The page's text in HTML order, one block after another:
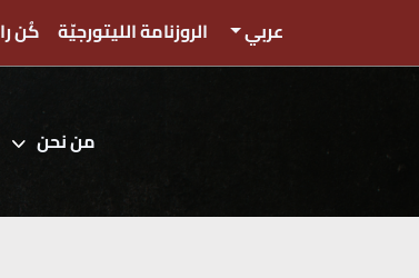
عربي الروزنامة الليتورجيّة كُن
من نحن